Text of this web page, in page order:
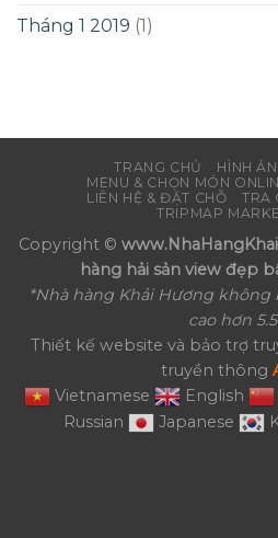
Tháng 1 2019 (1)
TRANG CHỦ
HÌNH
MENU & CHỌN MÓN
LIÊN HỆ & ĐẶT CHỖ
TRA
TRIPMAP
Copyright ©
hàng hải sản view đẹp
*Nhà hàng Khải Hương không
cao hơn
Thiết kế website và bảo trợ
truyền thông
Vietnamese
English
Russian
Japanese